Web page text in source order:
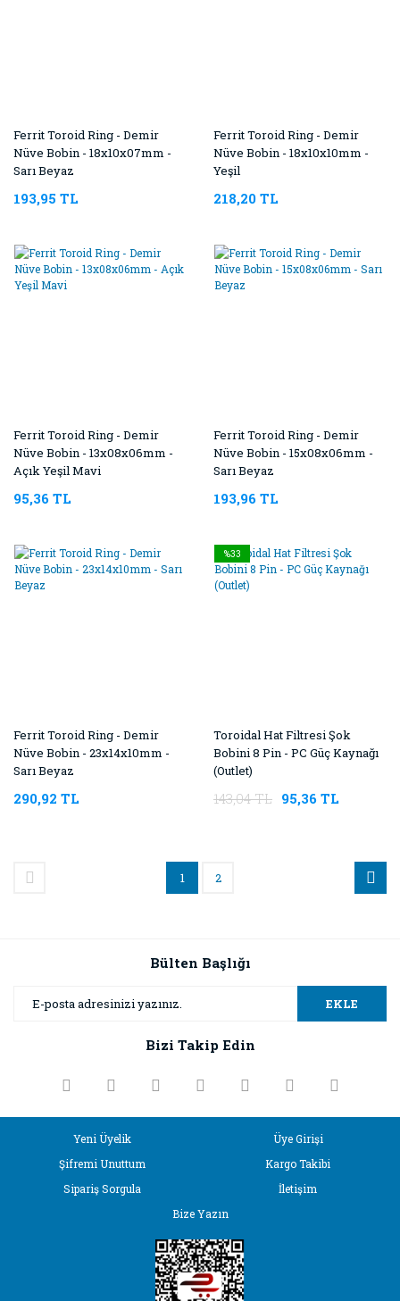
Ferrit Toroid Ring - Demir
Nüve Bobin - 18x10x07mm -
Sarı Beyaz
193,95 TL
Ferrit Toroid Ring - Demir
Nüve Bobin - 18x10x10mm -
Yeşil
218,20 TL
Ferrit Toroid Ring - Demir
Nüve Bobin - 13x08x06mm -
Açık Yeşil Mavi
95,36 TL
Ferrit Toroid Ring - Demir
Nüve Bobin - 15x08x06mm -
Sarı Beyaz
193,96 TL
Ferrit Toroid Ring - Demir
Nüve Bobin - 23x14x10mm -
Sarı Beyaz
290,92 TL
%33
Toroidal Hat Filtresi Şok
Bobini 8 Pin - PC Güç Kaynağı
(Outlet)
143,04 TL 95,36 TL
1 2
Bülten Başlığı
EKLE
Bizi Takip Edin
Yeni Üyelik
Üye Girişi
Şifremi Unuttum
Kargo Takibi
Sipariş Sorgula
İletişim
Bize Yazın